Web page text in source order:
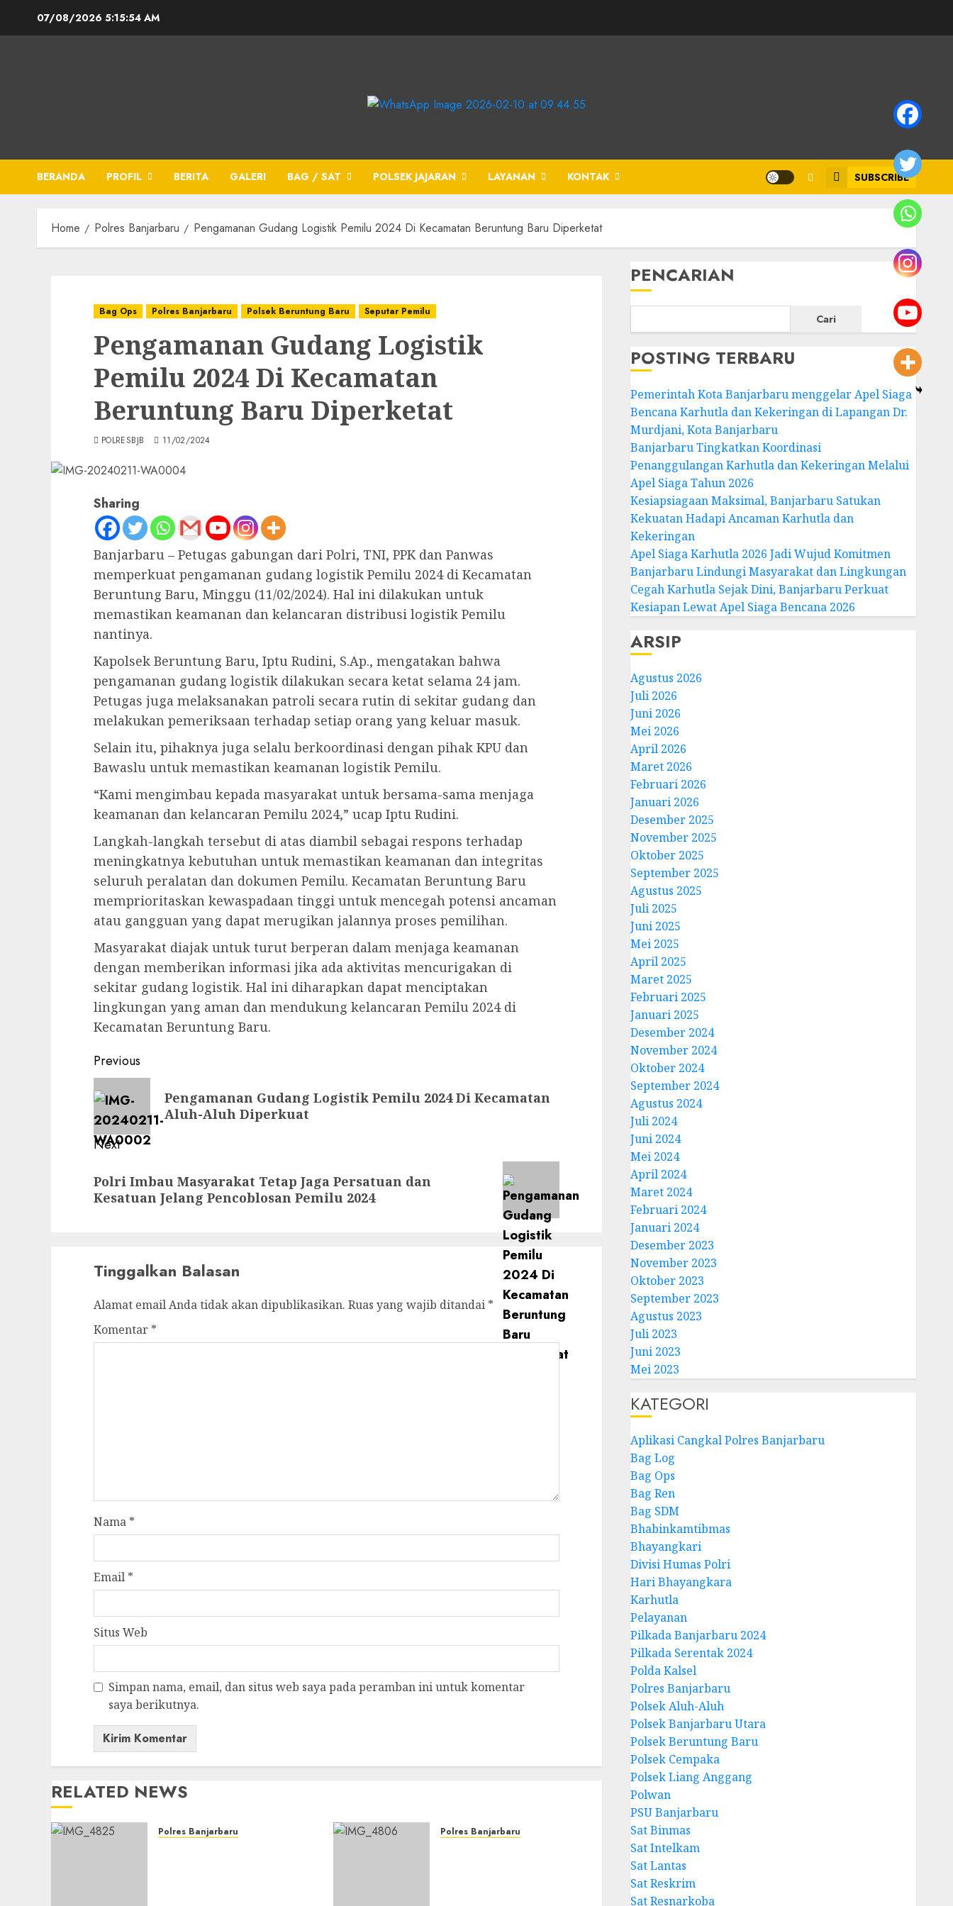
07/08/2026 5:15:55 AM
BERANDA PROFIL BERITA GALERI BAG / SAT POLSEK JAJARAN LAYANAN KONTAK SUBSCRIBE
Home Polres Banjarbaru Pengamanan Gudang Logistik Pemilu 2024 Di Kecamatan Beruntung Baru Diperketat
Bag Ops Polres Banjarbaru Polsek Beruntung Baru Seputar Pemilu
Pengamanan Gudang Logistik
Pemilu 2024 Di Kecamatan
Beruntung Baru Diperketat
POLRESBJB 11/02/2024
Sharing
Banjarbaru – Petugas gabungan dari Polri, TNI, PPK dan Panwas
memperkuat pengamanan gudang logistik Pemilu 2024 di Kecamatan
Beruntung Baru, Minggu (11/02/2024). Hal ini dilakukan untuk
memastikan keamanan dan kelancaran distribusi logistik Pemilu
nantinya.
Kapolsek Beruntung Baru, Iptu Rudini, S.Ap., mengatakan bahwa
pengamanan gudang logistik dilakukan secara ketat selama 24 jam.
Petugas juga melaksanakan patroli secara rutin di sekitar gudang dan
melakukan pemeriksaan terhadap setiap orang yang keluar masuk.
Selain itu, pihaknya juga selalu berkoordinasi dengan pihak KPU dan
Bawaslu untuk memastikan keamanan logistik Pemilu.
“Kami mengimbau kepada masyarakat untuk bersama-sama menjaga
keamanan dan kelancaran Pemilu 2024,” ucap Iptu Rudini.
Langkah-langkah tersebut di atas diambil sebagai respons terhadap
meningkatnya kebutuhan untuk memastikan keamanan dan integritas
seluruh peralatan dan dokumen Pemilu. Kecamatan Beruntung Baru
memprioritaskan kewaspadaan tinggi untuk mencegah potensi ancaman
atau gangguan yang dapat merugikan jalannya proses pemilihan.
Masyarakat diajak untuk turut berperan dalam menjaga keamanan
dengan memberikan informasi jika ada aktivitas mencurigakan di
sekitar gudang logistik. Hal ini diharapkan dapat menciptakan
lingkungan yang aman dan mendukung kelancaran Pemilu 2024 di
Kecamatan Beruntung Baru.
Previous
Pengamanan Gudang Logistik Pemilu 2024 Di Kecamatan
Aluh-Aluh Diperkuat
Next
Polri Imbau Masyarakat Tetap Jaga Persatuan dan
Kesatuan Jelang Pencoblosan Pemilu 2024
Tinggalkan Balasan
Alamat email Anda tidak akan dipublikasikan. Ruas yang wajib ditandai *
Komentar *
Nama *
Email *
Situs Web
Simpan nama, email, dan situs web saya pada peramban ini untuk komentar
saya berikutnya.
RELATED NEWS
Polres Banjarbaru Polres Banjarbaru
PENCARIAN
Cari
POSTING TERBARU
Pemerintah Kota Banjarbaru menggelar Apel Siaga
Bencana Karhutla dan Kekeringan di Lapangan Dr.
Murdjani, Kota Banjarbaru
Banjarbaru Tingkatkan Koordinasi
Penanggulangan Karhutla dan Kekeringan Melalui
Apel Siaga Tahun 2026
Kesiapsiagaan Maksimal, Banjarbaru Satukan
Kekuatan Hadapi Ancaman Karhutla dan
Kekeringan
Apel Siaga Karhutla 2026 Jadi Wujud Komitmen
Banjarbaru Lindungi Masyarakat dan Lingkungan
Cegah Karhutla Sejak Dini, Banjarbaru Perkuat
Kesiapan Lewat Apel Siaga Bencana 2026
ARSIP
Agustus 2026
Juli 2026
Juni 2026
Mei 2026
April 2026
Maret 2026
Februari 2026
Januari 2026
Desember 2025
November 2025
Oktober 2025
September 2025
Agustus 2025
Juli 2025
Juni 2025
Mei 2025
April 2025
Maret 2025
Februari 2025
Januari 2025
Desember 2024
November 2024
Oktober 2024
September 2024
Agustus 2024
Juli 2024
Juni 2024
Mei 2024
April 2024
Maret 2024
Februari 2024
Januari 2024
Desember 2023
November 2023
Oktober 2023
September 2023
Agustus 2023
Juli 2023
Juni 2023
Mei 2023
KATEGORI
Aplikasi Cangkal Polres Banjarbaru
Bag Log
Bag Ops
Bag Ren
Bag SDM
Bhabinkamtibmas
Bhayangkari
Divisi Humas Polri
Hari Bhayangkara
Karhutla
Pelayanan
Pilkada Banjarbaru 2024
Pilkada Serentak 2024
Polda Kalsel
Polres Banjarbaru
Polsek Aluh-Aluh
Polsek Banjarbaru Utara
Polsek Beruntung Baru
Polsek Cempaka
Polsek Liang Anggang
Polwan
PSU Banjarbaru
Sat Binmas
Sat Intelkam
Sat Lantas
Sat Reskrim
Sat Resnarkoba